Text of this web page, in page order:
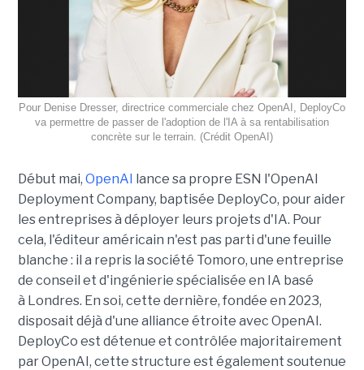
Pour Denise Dresser, directrice commerciale chez OpenAI, DeployCo
va permettre de passer de l'adoption de l'IA à sa rentabilisation
concrète sur le terrain. (Crédit OpenAI)
Début mai, OpenAI lance sa propre ESN l'OpenAI
Deployment Company, baptisée DeployCo, pour aider
les entreprises à déployer leurs projets d'IA. Pour
cela, l'éditeur américain n'est pas parti d'une feuille
blanche : il a repris la société Tomoro, une entreprise
de conseil et d'ingénierie spécialisée en IA basé
à Londres. En soi, cette dernière, fondée en 2023,
disposait déjà d'une alliance étroite avec OpenAI.
DeployCo est détenue et contrôlée majoritairement
par OpenAI, cette structure est également soutenue